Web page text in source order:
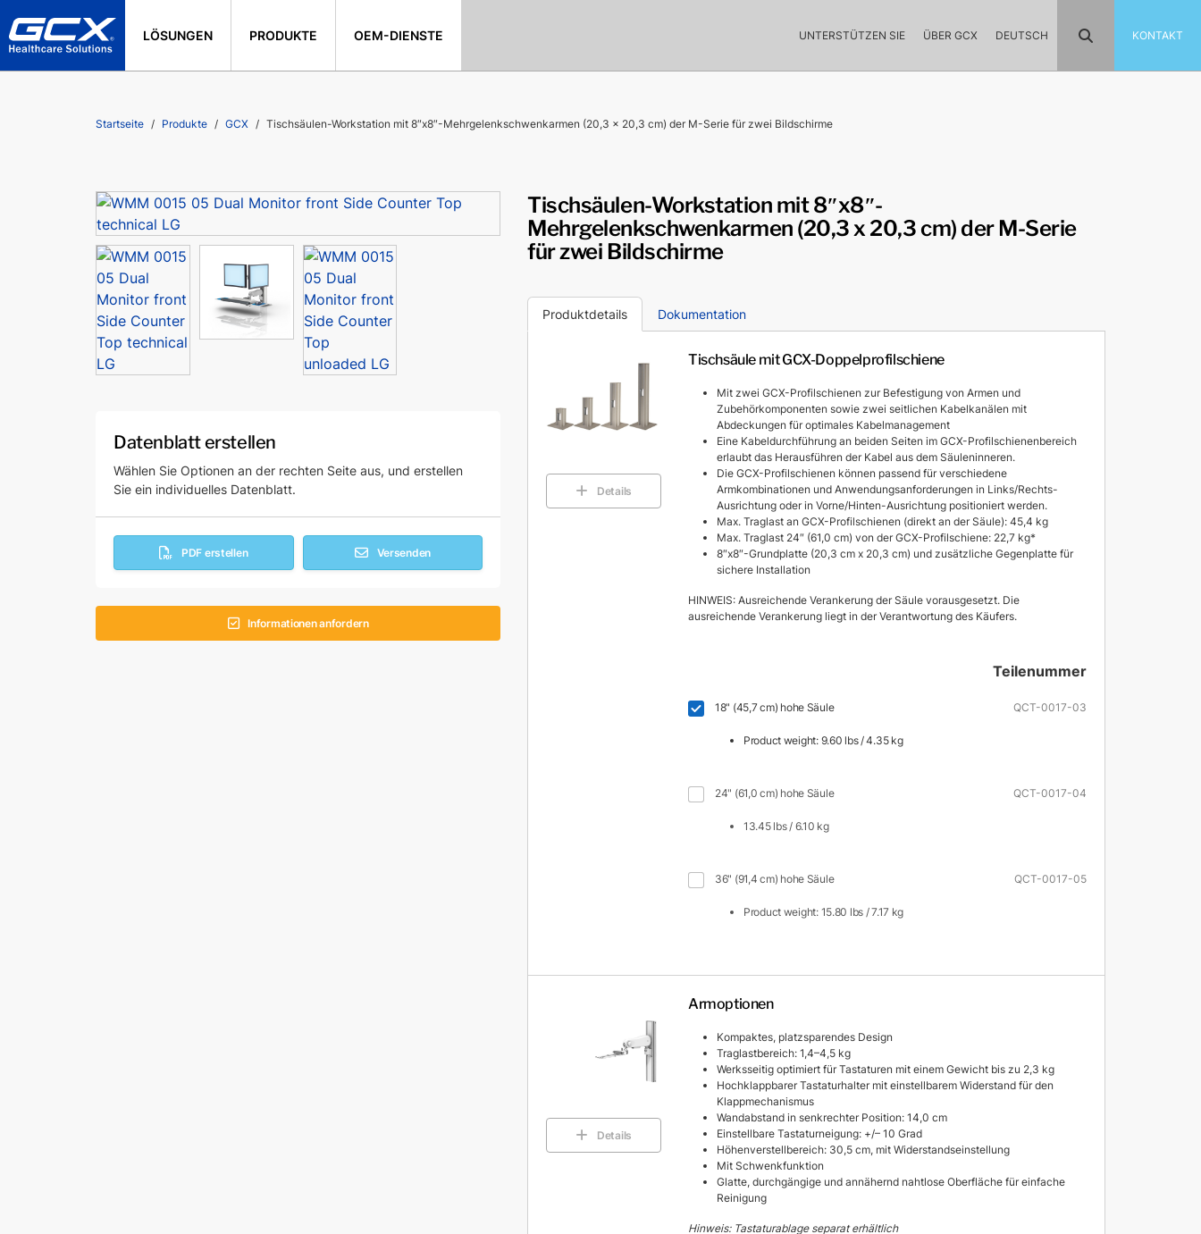
LÖSUNGEN PRODUKTE OEM-DIENSTE UNTERSTÜTZEN SIE ÜBER GCX DEUTSCH KONTAKT
Startseite Produkte GCX Tischsäulen-Workstation mit 8″x8″-Mehrgelenkschwenkarmen (20,3 x 20,3 cm) der M-Serie für zwei Bildschirme
Datenblatt erstellen
Wählen Sie Optionen an der rechten Seite aus, und erstellen
Sie ein individuelles Datenblatt.
PDF erstellen Versenden
Informationen anfordern
Tischsäulen-Workstation mit 8″x8″-
Mehrgelenkschwenkarmen (20,3 x 20,3 cm) der M-Serie
für zwei Bildschirme
Produktdetails Dokumentation
Details
Tischsäule mit GCX-Doppelprofilschiene
Mit zwei GCX-Profilschienen zur Befestigung von Armen und
Zubehörkomponenten sowie zwei seitlichen Kabelkanälen mit
Abdeckungen für optimales Kabelmanagement
Eine Kabeldurchführung an beiden Seiten im GCX-Profilschienenbereich
erlaubt das Herausführen der Kabel aus dem Säuleninneren.
Die GCX-Profilschienen können passend für verschiedene
Armkombinationen und Anwendungsanforderungen in Links/Rechts-
Ausrichtung oder in Vorne/Hinten-Ausrichtung positioniert werden.
Max. Traglast an GCX-Profilschienen (direkt an der Säule): 45,4 kg
Max. Traglast 24″ (61,0 cm) von der GCX-Profilschiene: 22,7 kg*
8″x8″-Grundplatte (20,3 cm x 20,3 cm) und zusätzliche Gegenplatte für
sichere Installation
HINWEIS: Ausreichende Verankerung der Säule vorausgesetzt. Die
ausreichende Verankerung liegt in der Verantwortung des Käufers.
Teilenummer
18" (45,7 cm) hohe Säule
Product weight: 9.60 lbs / 4.35 kg
QCT-0017-03
24" (61,0 cm) hohe Säule
13.45 lbs / 6.10 kg
QCT-0017-04
36" (91,4 cm) hohe Säule
Product weight: 15.80 lbs / 7.17 kg
QCT-0017-05
Details
Armoptionen
Kompaktes, platzsparendes Design
Traglastbereich: 1,4–4,5 kg
Werksseitig optimiert für Tastaturen mit einem Gewicht bis zu 2,3 kg
Hochklappbarer Tastaturhalter mit einstellbarem Widerstand für den
Klappmechanismus
Wandabstand in senkrechter Position: 14,0 cm
Einstellbare Tastaturneigung: +/– 10 Grad
Höhenverstellbereich: 30,5 cm, mit Widerstandseinstellung
Mit Schwenkfunktion
Glatte, durchgängige und annähernd nahtlose Oberfläche für einfache
Reinigung
Hinweis: Tastaturablage separat erhältlich